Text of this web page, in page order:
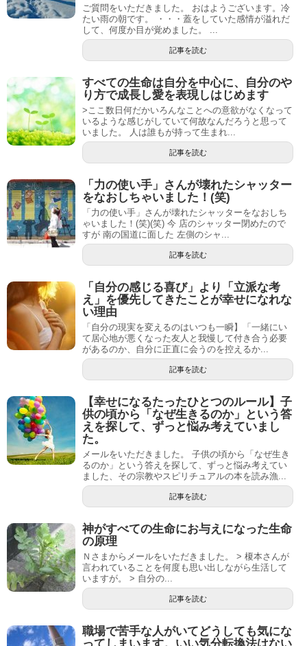
ご質問をいただきました。 おはようございます。冷
たい雨の朝です。 ・・・蓋をしていた感情が溢れだ
して、何度か目が覚めました。 ...
記事を読む
すべての生命は自分を中心に、自分のや
り方で成長し愛を表現しはじめます
>ここ数日何だかいろんなことへの意欲がなくなって
いるような感じがしていて何故なんだろうと思って
いました。 人は誰もが持って生まれ...
記事を読む
「力の使い手」さんが壊れたシャッター
をなおしちゃいました！(笑)
「力の使い手」さんが壊れたシャッターをなおしち
ゃいました！(笑)(笑) 今 店のシャッター閉めたので
すが 南の国道に面した 左側のシャ...
記事を読む
「自分の感じる喜び」より「立派な考
え」を優先してきたことが幸せになれな
い理由
「自分の現実を変えるのはいつも一瞬】「一緒にい
て居心地が悪くなった友人と我慢して付き合う必要
があるのか、自分に正直に会うのを控えるか...
記事を読む
【幸せになるたったひとつのルール】子
供の頃から「なぜ生きるのか」という答
えを探して、ずっと悩み考えていまし
た。
メールをいただきました。 子供の頃から「なぜ生き
るのか」という答えを探して、ずっと悩み考えてい
ました、その宗教やスピリチュアルの本を読み漁...
記事を読む
神がすべての生命にお与えになった生命
の原理
Ｎさまからメールをいただきました。 > 榎本さんが
言われていることを何度も思い出しながら生活して
いますが。 > 自分の...
記事を読む
職場で苦手な人がいてどうしても気にな